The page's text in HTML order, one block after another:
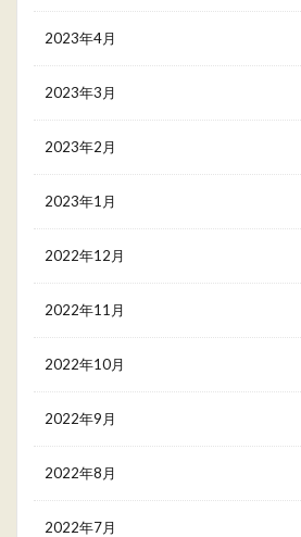
2023年4月
2023年3月
2023年2月
2023年1月
2022年12月
2022年11月
2022年10月
2022年9月
2022年8月
2022年7月